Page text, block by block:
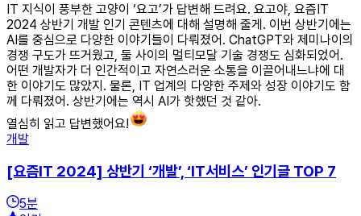
IT 지식이 풍부한 고양이 ‘요고’가 답변해 드려요. 요고야, 요즘IT
2024 상반기 개발 인기 콘텐츠에 대해 설명해 줄게. 이번 상반기에는
AI를 중심으로 다양한 이야기들이 다뤄졌어. ChatGPT와 제미나이의
경쟁 구도가 뜨거웠고, 둘 사이의 멀티모달 기술 경쟁도 심화되었어.
어떤 개발자가 더 인간적이고 자연스러운 소통을 이끌어내느냐에 대
한 이야기도 많았지. 물론, IT 업계의 다양한 주제와 성장 이야기도 함
께 다뤄졌어. 상반기에는 역시 AI가 핫했던 것 같아.
열심히 읽고 답변했어요!
개발
[요즘IT 2024] 상반기 ‘개발’, ‘IT서비스’ 인기글 TOP 7
5분